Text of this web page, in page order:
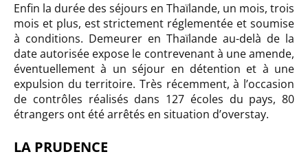
Enfin la durée des séjours en Thaïlande, un mois, trois
mois et plus, est strictement réglementée et soumise
à conditions. Demeurer en Thaïlande au-delà de la
date autorisée expose le contrevenant à une amende,
éventuellement à un séjour en détention et à une
expulsion du territoire. Très récemment, à l’occasion
de contrôles réalisés dans 127 écoles du pays, 80
étrangers ont été arrêtés en situation d’overstay.
LA PRUDENCE